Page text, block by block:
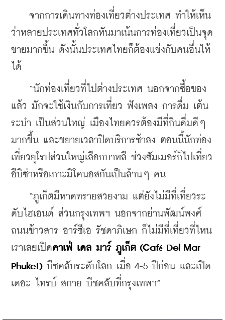
จากการเดินทางท่องเที่ยวต่างประเทศ ทำให้เห็น
ว่าหลายประเทศทั่วโลกหันมาเน้นการท่องเที่ยวเป็นจุด
ขายมากขึ้น ดังนั้นประเทศไทยก็ต้องแข่งกับคนอื่นให้
ได้
“นักท่องเที่ยวที่ไปต่างประเทศ นอกจากซื้อของ
แล้ว มักจะใช้เงินกับการเที่ยว ฟังเพลง การดื่ม เต้น
ระบำ เป็นส่วนใหญ่ เมืองไทยควรต้องมีที่กินดื่มดีๆ
มากขึ้น และขยายเวลาปิดบริการช้าลง ตอนนี้นักท่อง
เที่ยวยุโรปส่วนใหญ่เลือกบาหลี ช่วงซัมเมอร์ก็ไปเที่ยว
อีบิซ่าหรือเกาะมิโคนอสกันเป็นล้านๆ คน
“ภูเก็ตมีหาดทรายสวยงาม แต่ยังไม่มีที่เที่ยวระ
ดับไฮเอนด์ ส่วนกรุงเทพฯ นอกจากย่านพัฒน์พงศ์
ถนนข้าวสาร อาร์ซีเอ รัชดาภิเษก ก็ไม่มีที่เที่ยวที่ไหน
เราเลยเปิดคาเฟ่ เดล มาร์ ภูเก็ต (Café
Del Mar
Phuket) บีชคลับระดับโลก เมื่อ 4-5 ปีก่อน และเปิด
เดอะ ไทรบ์ สกาย บีชคลับที่กรุงเทพฯ”